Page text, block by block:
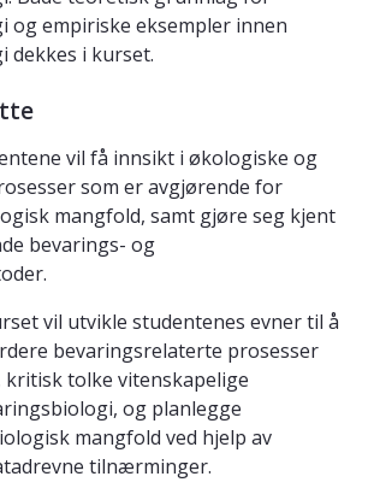
og empiriske eksempler innen
dekkes i kurset.
vil få innsikt i økologiske og
som er avgjørende for
mangfold, samt gjøre seg kjent
bevarings- og
vil utvikle studentenes evner til å
bevaringsrelaterte prosesser
kritisk tolke vitenskapelige
og planlegge
mangfold ved hjelp av
tilnærminger.